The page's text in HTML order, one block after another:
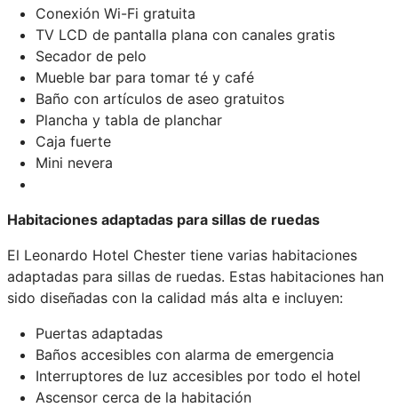
Conexión Wi-Fi gratuita
TV LCD de pantalla plana con canales gratis
Secador de pelo
Mueble bar para tomar té y café
Baño con artículos de aseo gratuitos
Plancha y tabla de planchar
Caja fuerte
Mini nevera
Habitaciones adaptadas para sillas de ruedas
El Leonardo Hotel Chester tiene varias habitaciones
adaptadas para sillas de ruedas. Estas habitaciones han
sido diseñadas con la calidad más alta e incluyen:
Puertas adaptadas
Baños accesibles con alarma de emergencia
Interruptores de luz accesibles por todo el hotel
Ascensor cerca de la habitación